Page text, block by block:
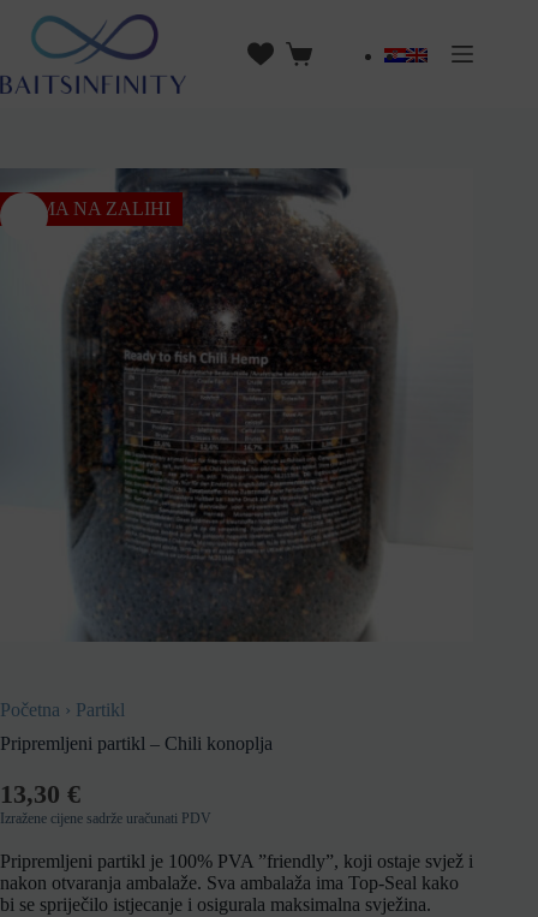
NEMA NA ZALIHI
Početna › Partikl
Pripremljeni partikl – Chili konoplja
13,30 €
Izražene cijene sadrže uračunati PDV
Pripremljeni partikl je 100% PVA ”friendly”, koji ostaje svjež i
nakon otvaranja ambalaže. Sva ambalaža ima Top-Seal kako
bi se spriječilo istjecanje i osigurala maksimalna svježina.